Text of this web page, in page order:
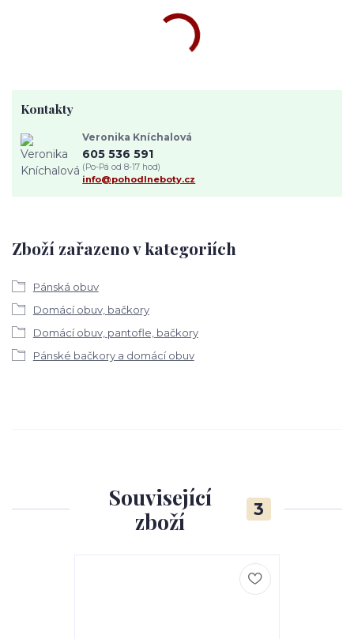
Zboží zařazeno v kategoriích
Pánská obuv
Domácí obuv, bačkory
Domácí obuv, pantofle, bačkory
Pánské bačkory a domácí obuv
Kontakty
Veronika Kníchalová
605 536 591
(Po-Pá od 8-17 hod)
info@pohodlneboty.cz
Související
zboží
3